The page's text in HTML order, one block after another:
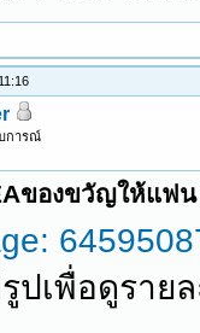
การณ์
ของขวัญให้แฟ
ปเพื่อดูราย